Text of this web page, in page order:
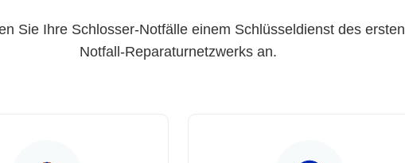
Sie Ihre Schlosser-Notfälle einem Schlüsseldienst des ersten
Notfall-Reparaturnetzwerks an.